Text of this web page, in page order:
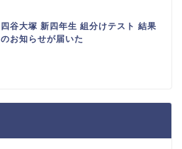
四谷大塚 新四年生 組分けテスト 結果
のお知らせが届いた